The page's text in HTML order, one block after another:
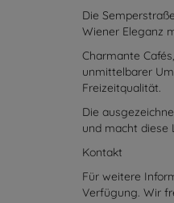
Die
Wiener Eleganz
Charmante
unmittelbarer
Freizeitqualität.
Die
und macht diese
Kontakt
Für weitere
Verfügung. Wir